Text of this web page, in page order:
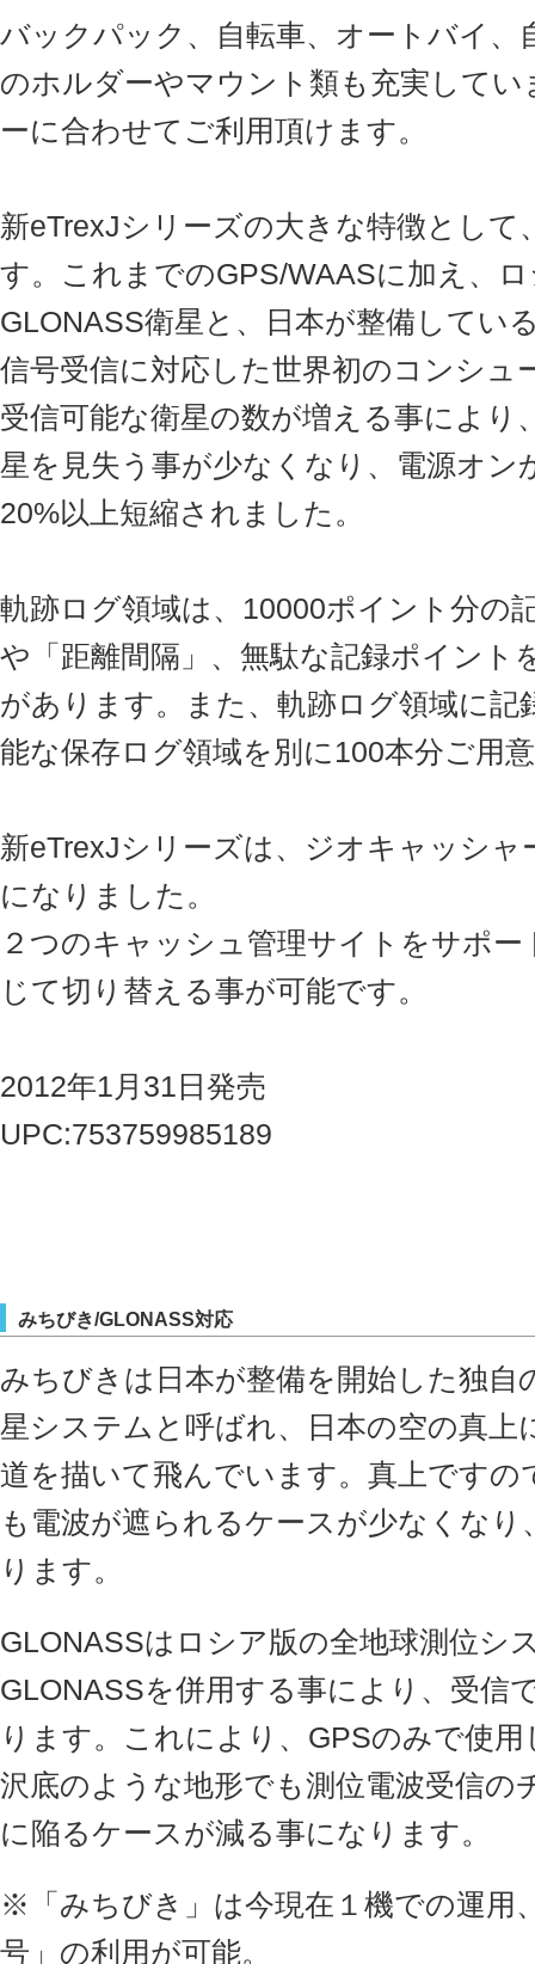
バックパック、自転車、オートバイ、
のホルダーやマウント類も充実して
ーに合わせてご利用頂けます。
新eTrexJシリーズの大きな特徴として
す。これまでのGPS/WAASに加え、
GLONASS衛星と、日本が整備してい
信号受信に対応した世界初のコンシュ
受信可能な衛星の数が増える事により
星を見失う事が少なくなり、電源オン
20%以上短縮されました。
軌跡ログ領域は、10000ポイント分の
や「距離間隔」、無駄な記録ポイント
があります。また、軌跡ログ領域に記
能な保存ログ領域を別に100本分ご用
新eTrexJシリーズは、ジオキャッシ
になりました。
２つのキャッシュ管理サイトをサポ
じて切り替える事が可能です。
2012年1月31日発売
UPC:753759985189
みちびき/GLONASS対応
みちびきは日本が整備を開始した独自
星システムと呼ばれ、日本の空の真上
道を描いて飛んでいます。真上ですの
も電波が遮られるケースが少なくな
ります。
GLONASSはロシア版の全地球測位シ
GLONASSを併用する事により、受信
ります。これにより、GPSのみで使
沢底のような地形でも測位電波受信の
に陥るケースが減る事になります。
※「みちびき」は今現在１機での運用
号」の利用が可能。